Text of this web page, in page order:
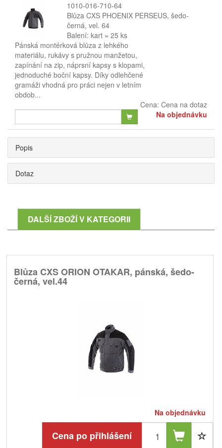
1010-016-710-64
Blůza CXS PHOENIX PERSEUS, šedo-
černá, vel. 64
Balení: kart = 25 ks
Pánská montérková blůza z lehkého
materiálu, rukávy s pružnou manžetou,
zapínání na zip, náprsní kapsy s klopami,
jednoduché boční kapsy. Díky odlehčené
gramáži vhodná pro práci nejen v letním
obdob...
Cena: Cena na dotaz
Na objednávku
Popis
Dotaz
DALŠÍ ZBOŽÍ V KATEGORII
Blůza CXS ORION OTAKAR, pánská, šedo-
černá, vel.44
Na objednávku
Cena po přihlášení